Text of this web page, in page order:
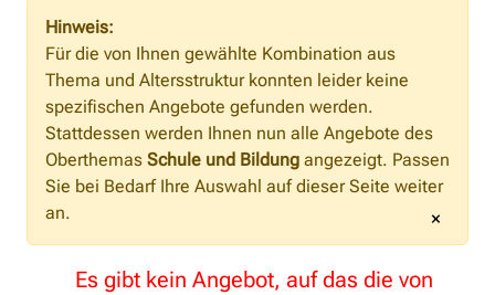
Hinweis:
Für die von Ihnen gewählte Kombination aus
Thema und Altersstruktur konnten leider keine
spezifischen Angebote gefunden werden.
Stattdessen werden Ihnen nun alle Angebote des
Oberthemas Schule und Bildung angezeigt. Passen
Sie bei Bedarf Ihre Auswahl auf dieser Seite weiter
an.
×
Es gibt kein Angebot, auf das die von